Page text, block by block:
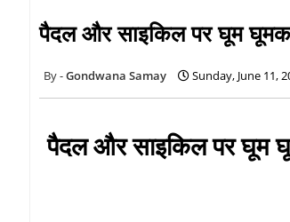
पैदल और साइकिल पर घूम
Gondwana Samay Sunday, June 11,
पैदल और साइकिल पर घूम